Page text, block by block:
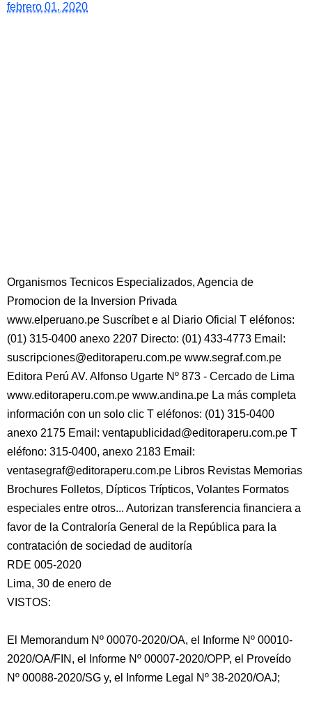
febrero 01, 2020
Organismos Tecnicos Especializados, Agencia de
Promocion de la Inversion Privada
www.elperuano.pe Suscríbet e al Diario Oficial T eléfonos:
(01) 315-0400 anexo 2207 Directo: (01) 433-4773 Email:
suscripciones@editoraperu.com.pe www.segraf.com.pe
Editora Perú AV. Alfonso Ugarte Nº 873 - Cercado de Lima
www.editoraperu.com.pe www.andina.pe La más completa
información con un solo clic T eléfonos: (01) 315-0400
anexo 2175 Email: ventapublicidad@editoraperu.com.pe T
eléfono: 315-0400, anexo 2183 Email:
ventasegraf@editoraperu.com.pe Libros Revistas Memorias
Brochures Folletos, Dípticos Trípticos, Volantes Formatos
especiales entre otros... Autorizan transferencia financiera a
favor de la Contraloría General de la República para la
contratación de sociedad de auditoría
RDE 005-2020
Lima, 30 de enero de
VISTOS:
El Memorandum Nº 00070-2020/OA, el Informe Nº 00010-
2020/OA/FIN, el Informe Nº 00007-2020/OPP, el Proveído
Nº 00088-2020/SG y, el Informe Legal Nº 38-2020/OAJ;